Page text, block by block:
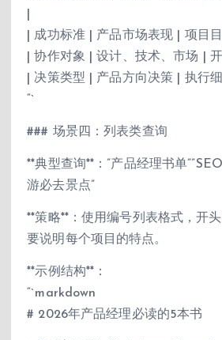
| 成功标准 | 产品市场表现 | 项目目
| 协作对象 | 设计、技术、市场 |
| 决策类型 | 产品方向决策 | 执行细
“`
### 场景四：列表类查询
**典型查询**：”产品经理书单
游必去景点”
**策略**：使用编号列表格式，开
要说明每个项目的特点。
**示例结构**：
“`markdown
# 2026年产品经理必读的5本书